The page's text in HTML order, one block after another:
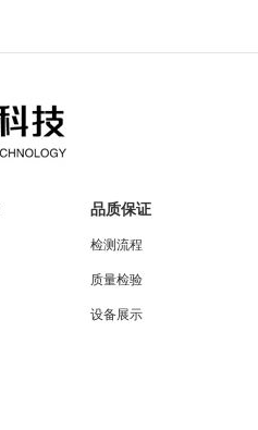
品质保证
检测流程
质量检验
设备展示